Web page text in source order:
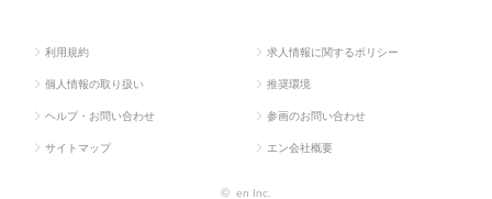
利用規約 求人情報に関するポリシー
個人情報の取り扱い 推奨環境
ヘルプ・お問い合わせ 参画のお問い合わせ
サイトマップ エン会社概要
© en Inc.